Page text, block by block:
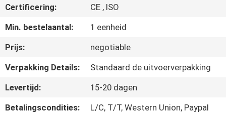
FABRIEKSREIS
KWALITEITSCONTROLE
CONTACTEER
ONS
Certificering:
CE , ISO
Min. bestelaantal:
1 eenheid
Prijs:
negotiable
Verpakking Details:
Standaard de uitvoerverpakking
Levertijd:
15-20 dagen
Betalingscondities:
L/C, T/T, Western Union, Paypal